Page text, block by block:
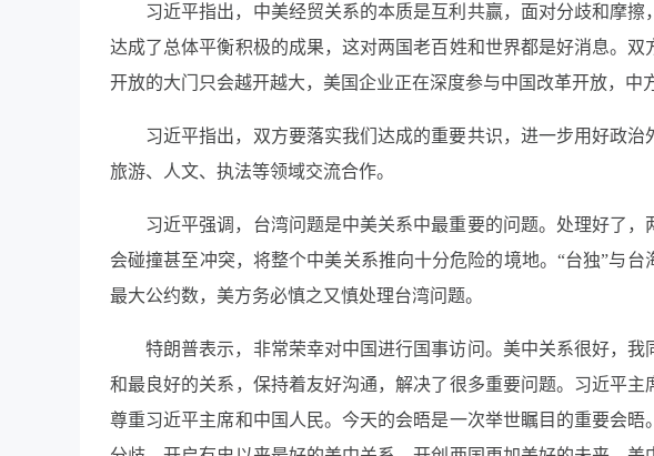
习近平指出，中美经贸关系的本质是互利共赢，面对分歧和摩
达成了总体平衡积极的成果，这对两国老百姓和世界都是好消息。
开放的大门只会越开越大，美国企业正在深度参与中国改革开放，中
习近平指出，双方要落实我们达成的重要共识，进一步用好政治
旅游、人文、执法等领域交流合作。
习近平强调，台湾问题是中美关系中最重要的问题。处理好了
会碰撞甚至冲突，将整个中美关系推向十分危险的境地。“台独”与
最大公约数，美方务必慎之又慎处理台湾问题。
特朗普表示，非常荣幸对中国进行国事访问。美中关系很好，
和最良好的关系，保持着友好沟通，解决了很多重要问题。习近平
尊重习近平主席和中国人民。今天的会晤是一次举世瞩目的重要会